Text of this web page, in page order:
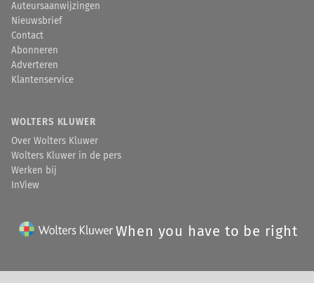
Auteursaanwijzingen
Nieuwsbrief
Contact
Abonneren
Adverteren
Klantenservice
WOLTERS KLUWER
Over Wolters Kluwer
Wolters Kluwer in de pers
Werken bij
InView
When you have to be right